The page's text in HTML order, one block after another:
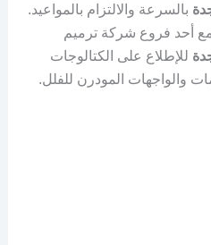
بالسرعة والالتزام بالمواعيد.
مع أحد فروع شركة ترميم
للإطلاع على الكتالوجات
والواجهات المودرن للفلل.